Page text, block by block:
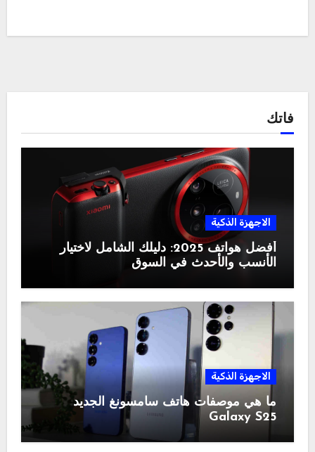
فاتك
الاجهزة الذكية
أفضل هواتف 2025: دليلك الشامل لاختيار
الأنسب والأحدث في السوق
الاجهزة الذكية
ما هي موصفات هاتف سامسونغ الجديد
Galaxy S25